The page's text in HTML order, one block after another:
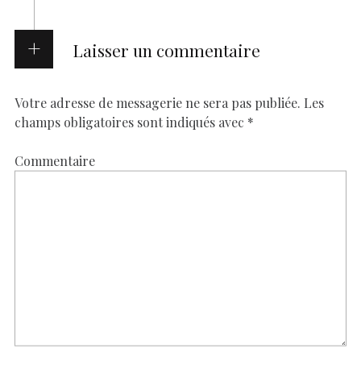
Laisser un commentaire
Votre adresse de messagerie ne sera pas publiée. Les
champs obligatoires sont indiqués avec *
Commentaire